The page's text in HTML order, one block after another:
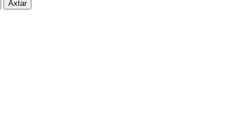
Axtar